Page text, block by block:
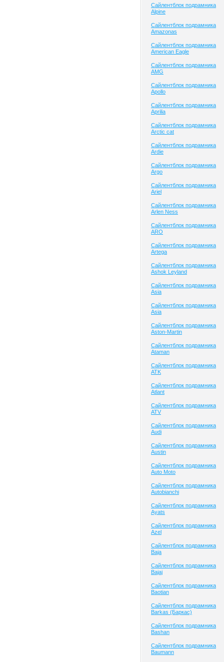
Сайлентблок подрамника
Alpine
Сайлентблок подрамника
Amazonas
Сайлентблок подрамника
American Eagle
Сайлентблок подрамника
AMG
Сайлентблок подрамника
Apollo
Сайлентблок подрамника
Aprilia
Сайлентблок подрамника
Arctic cat
Сайлентблок подрамника
Ardie
Сайлентблок подрамника
Argo
Сайлентблок подрамника
Ariel
Сайлентблок подрамника
Arlen Ness
Сайлентблок подрамника
ARO
Сайлентблок подрамника
Artega
Сайлентблок подрамника
Ashok Leyland
Сайлентблок подрамника
Asia
Сайлентблок подрамника
Asia
Сайлентблок подрамника
Aston-Martin
Сайлентблок подрамника
Ataman
Сайлентблок подрамника
ATK
Сайлентблок подрамника
Atlant
Сайлентблок подрамника
ATV
Сайлентблок подрамника
Audi
Сайлентблок подрамника
Austin
Сайлентблок подрамника
Auto Moto
Сайлентблок подрамника
Autobianchi
Сайлентблок подрамника
Ayats
Сайлентблок подрамника
Azel
Сайлентблок подрамника
Baja
Сайлентблок подрамника
Bajaj
Сайлентблок подрамника
Baotian
Сайлентблок подрамника
Barkas (Баркас)
Сайлентблок подрамника
Bashan
Сайлентблок подрамника
Baumann